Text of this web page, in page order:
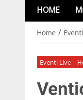
HOME
Home /
Eventi Live